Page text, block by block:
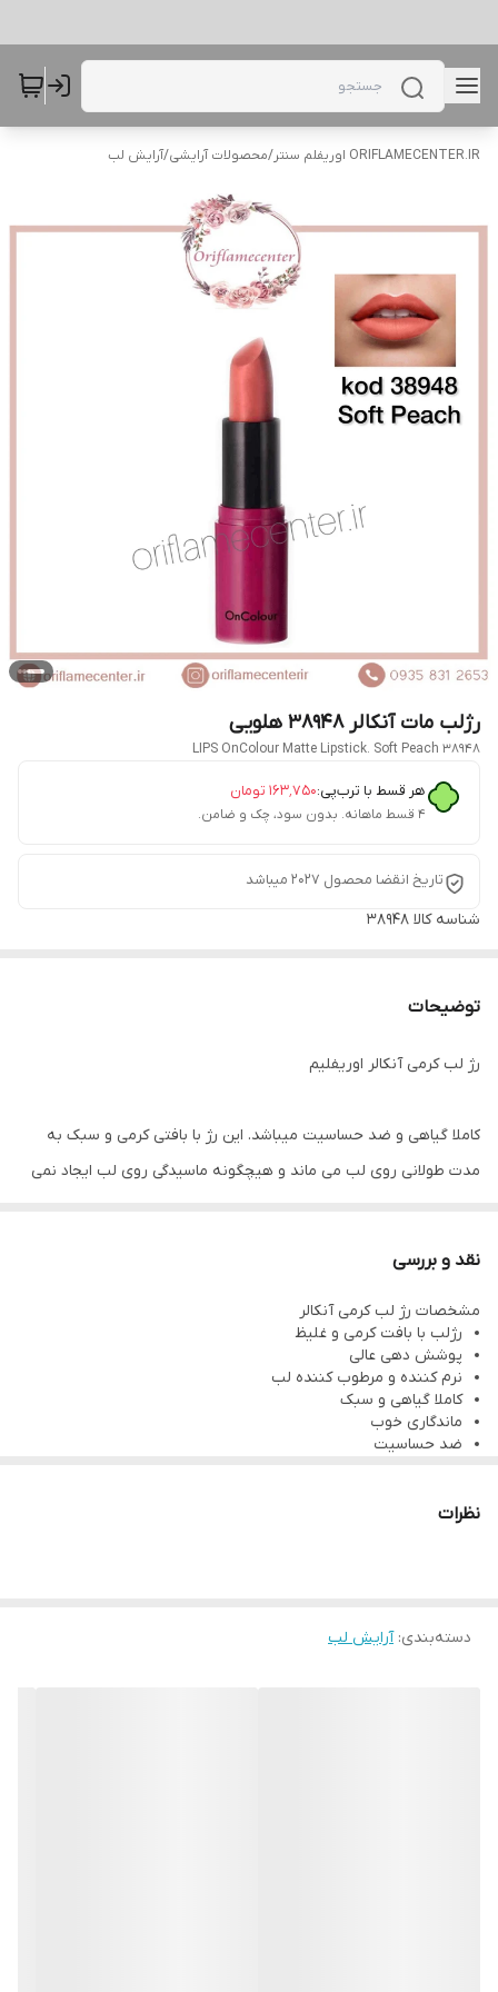
ORIFLAMECENTER.IR اوریفلم سنتر /محصولات آرایشی/آرایش لب
رژلب مات آنکالر 38948 هلویی
LIPS OnColour Matte Lipstick. Soft Peach 38948
هر قسط با ترب‌پی:۱۶۳٬۷۵۰ تومان
۴ قسط ماهانه. بدون سود، چک و ضامن.
تاریخ انقضا محصول 2027 میباشد
شناسه کالا 38948
توضیحات
رژ لب کرمی آنکالر اوریفلیم
کاملا گیاهی و ضد حساسیت میباشد. این رژ با بافتی کرمی و سبک به
مدت طولانی روی لب می ماند و هیچگونه ماسیدگی روی لب ایجاد نمی
رژ لب‌ کرمی خاصیت نرم کنندگی و مرطوب کنندگی دارد.
نقد و بررسی
مشخصات رژ لب کرمی آنکالر
رژلب با بافت کرمی و غلیظ
پوشش دهی عالی
نرم کننده و مرطوب کننده لب
کاملا گیاهی و سبک
ماندگاری خوب
ضد حساسیت
نظرات
دسته‌بندی:آرایش لب